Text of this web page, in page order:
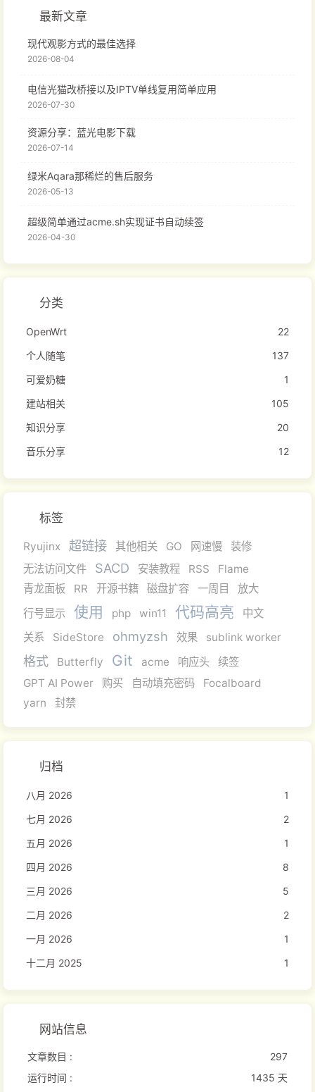
最新文章
现代观影方式的最佳选择
2026-08-04
电信光猫改桥接以及IPTV单线复用简单应用
2026-07-30
资源分享：蓝光电影下载
2026-07-14
绿米Aqara那稀烂的售后服务
2026-05-13
超级简单通过acme.sh实现证书自动续签
2026-04-30
分类
OpenWrt
22
个人随笔
137
可爱奶糖
1
建站相关
105
知识分享
20
音乐分享
12
标签
Ryujinx 超链接 其他相关 GO 网速慢
装修
无法访问文件
SACD 安装教程 RSS
Flame
青龙面板
RR 开源书籍 磁盘扩容 一周目
放大
行号显示
使用 php win11 代码高亮
中文
关系
SideStore ohmyzsh 效果 sublink worker
格式 Butterfly Git acme 响应头
续签
GPT AI Power
购买 自动填充密码
Focalboard
yarn
封禁
归档
八月 2026
1
七月 2026
2
五月 2026
1
四月 2026
8
三月 2026
5
二月 2026
2
一月 2026
1
十二月 2025
1
网站信息
文章数目 :
297
运行时间 :
1435 天